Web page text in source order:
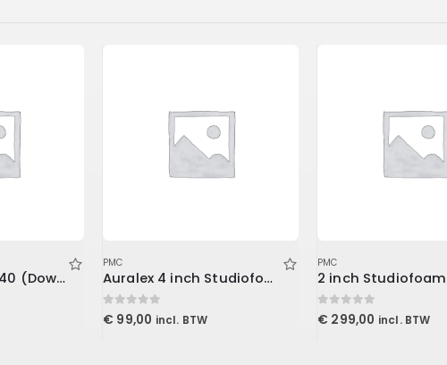
Tape Machine 440 (Download)
PMC
Auralex 4 inch Studiofoam Metro
0out of 5
€ 99,00 incl. BTW
PMC
0out of 5
€ 299,00 incl. BTW